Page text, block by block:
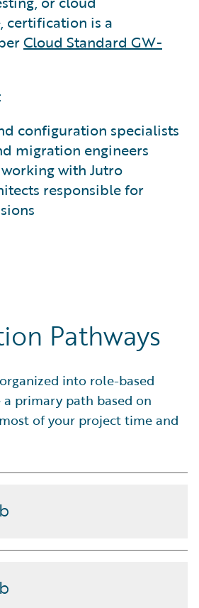
certification is a
Cloud Standard GW-
configuration specialists
migration engineers
with Jutro
responsible for
Pathways
into role-based
a primary path based on
of your project time and
immobilier réel en quelques
une vision complète des